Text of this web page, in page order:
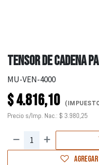
TENSOR DE CADENA
MU-VEN-4000
$4.816,10
Precio s/Imp. Nac.: $ 3.980,25